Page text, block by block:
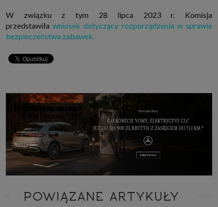
W związku z tym 28 lipca 2023 r. Komisja
przedstawiławniosek dotyczący rozporządzenia w sprawie
bezpieczeństwa zabawek.
POWIĄZANE ARTYKUŁY